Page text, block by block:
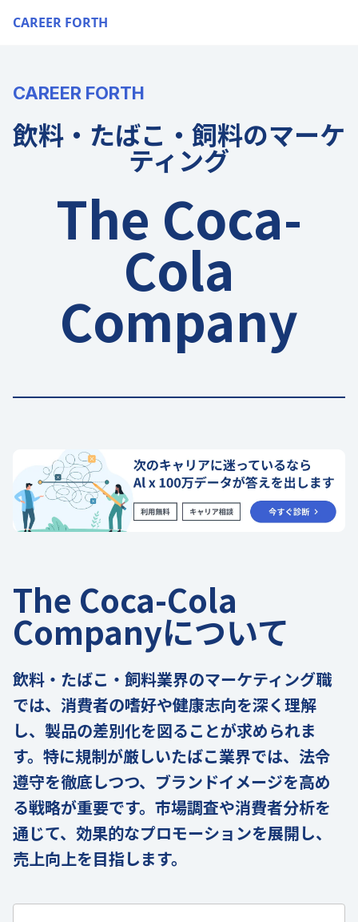
CAREER FORTH
CAREER FORTH
飲料・たばこ・飼料のマーケ
ティング
The Coca-
Cola
Company
The Coca-Cola
Companyについて
飲料・たばこ・飼料業界のマーケティング職
では、消費者の嗜好や健康志向を深く理解
し、製品の差別化を図ることが求められま
す。特に規制が厳しいたばこ業界では、法令
遵守を徹底しつつ、ブランドイメージを高め
る戦略が重要です。市場調査や消費者分析を
通じて、効果的なプロモーションを展開し、
売上向上を目指します。